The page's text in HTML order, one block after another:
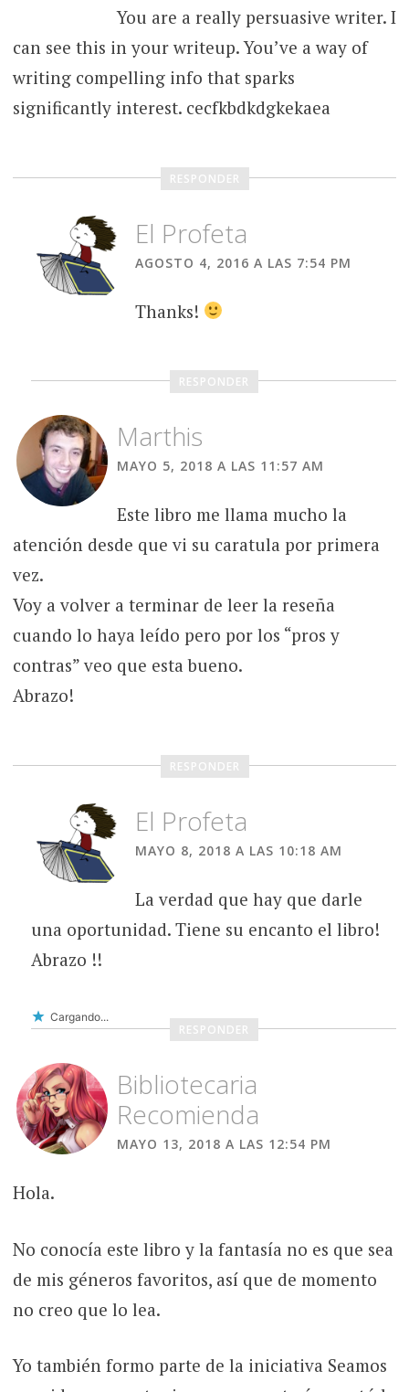
You are a really persuasive writer. I
can see this in your writeup. You’ve a way of
writing compelling info that sparks
significantly interest. cecfkbdkdgkekaea
RESPONDER
El Profeta
AGOSTO 4, 2016 A LAS 7:54 PM
Thanks!
RESPONDER
Marthis
MAYO 5, 2018 A LAS 11:57 AM
Este libro me llama mucho la
atención desde que vi su caratula por primera
vez.
Voy a volver a terminar de leer la reseña
cuando lo haya leído pero por los “pros y
contras” veo que esta bueno.
Abrazo!
RESPONDER
El Profeta
MAYO 8, 2018 A LAS 10:18 AM
La verdad que hay que darle
una oportunidad. Tiene su encanto el libro!
Abrazo !!
Cargando...
RESPONDER
Bibliotecaria
Recomienda
MAYO 13, 2018 A LAS 12:54 PM
Hola.
No conocía este libro y la fantasía no es que sea
de mis géneros favoritos, así que de momento
no creo que lo lea.
Yo también formo parte de la iniciativa Seamos